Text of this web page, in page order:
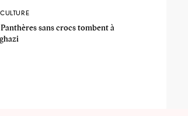
sans crocs tombent à